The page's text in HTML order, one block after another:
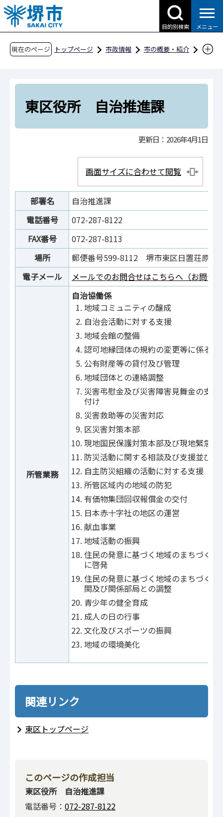
こ
の
ペ
目的別検索 メニュー
現在のページ トップページ 市政情報
市の概要・紹介
東区役所 自治推進課
東区役所 自治推進課
更新日：2026年4月1日
画面サイズに合わせて閲覧
部署名
自治推進課
電話番号
072-287-8122
FAX番号
072-287-8113
場所
郵便番号599-8112 堺市東区日置荘原寺
電子メール
メールでのお問合せはこちらへ（お問合
所管業務
自治協働係
地域コミュニティの醸成
自治会活動に対する支援
地域会館の整備
認可地縁団体の規約の変更等に係る認
公有財産等の貸付及び管理
地域団体との連絡調整
災害弔慰金及び災害障害見舞金の支
付け
災害救助等の災害対応
区災害対策本部
現地国民保護対策本部及び現地緊急対
防災活動に関する相談及び支援並びに
自主防災組織の活動に対する支援
所管区域内の地域の防犯
有価物集団回収報償金の交付
日本赤十字社の地区の運営
献血事業
地域活動の振興
住民の発意に基づく地域のまちづく
に啓発
住民の発意に基づく地域のまちづく
関及び関係部局との調整
青少年の健全育成
成人の日の行事
文化及びスポーツの振興
地域の環境美化
関連リンク
東区トップページ
このページの作成担当
東区役所 自治推進課
電話番号： 072-287-8122